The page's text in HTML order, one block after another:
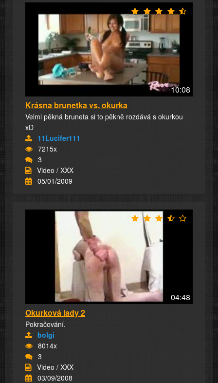
10:08
Krásna brunetka vs. okurka
Velmi pěkná bruneta si to pěkně rozdává s okurkou
xD
11Lucifer111
7215x
3
Video / XXX
05/01/2009
04:48
Okurková lady 2
Pokračování.
bolgi
8014x
3
Video / XXX
03/09/2008